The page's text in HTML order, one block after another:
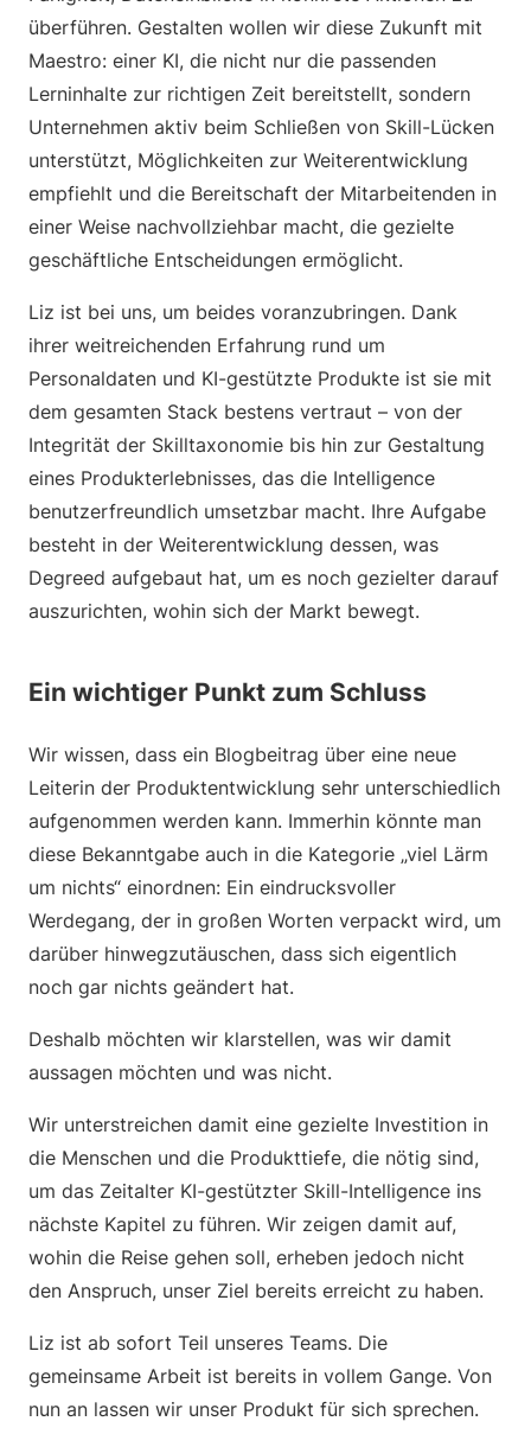
überführen. Gestalten wollen wir diese Zukunft mit
Maestro: einer KI, die nicht nur die passenden
Lerninhalte zur richtigen Zeit bereitstellt, sondern
Unternehmen aktiv beim Schließen von Skill-Lücken
unterstützt, Möglichkeiten zur Weiterentwicklung
empfiehlt und die Bereitschaft der Mitarbeitenden in
einer Weise nachvollziehbar macht, die gezielte
geschäftliche Entscheidungen ermöglicht.
Liz ist bei uns, um beides voranzubringen. Dank
ihrer weitreichenden Erfahrung rund um
Personaldaten und KI-gestützte Produkte ist sie mit
dem gesamten Stack bestens vertraut – von der
Integrität der Skilltaxonomie bis hin zur Gestaltung
eines Produkterlebnisses, das die Intelligence
benutzerfreundlich umsetzbar macht. Ihre Aufgabe
besteht in der Weiterentwicklung dessen, was
Degreed aufgebaut hat, um es noch gezielter darauf
auszurichten, wohin sich der Markt bewegt.
Ein wichtiger Punkt zum Schluss
Wir wissen, dass ein Blogbeitrag über eine neue
Leiterin der Produktentwicklung sehr unterschiedlich
aufgenommen werden kann. Immerhin könnte man
diese Bekanntgabe auch in die Kategorie „viel Lärm
um nichts“ einordnen: Ein eindrucksvoller
Werdegang, der in großen Worten verpackt wird, um
darüber hinwegzutäuschen, dass sich eigentlich
noch gar nichts geändert hat.
Deshalb möchten wir klarstellen, was wir damit
aussagen möchten und was nicht.
Wir unterstreichen damit eine gezielte Investition in
die Menschen und die Produkttiefe, die nötig sind,
um das Zeitalter KI-gestützter Skill-Intelligence ins
nächste Kapitel zu führen. Wir zeigen damit auf,
wohin die Reise gehen soll, erheben jedoch nicht
den Anspruch, unser Ziel bereits erreicht zu haben.
Liz ist ab sofort Teil unseres Teams. Die
gemeinsame Arbeit ist bereits in vollem Gange. Von
nun an lassen wir unser Produkt für sich sprechen.